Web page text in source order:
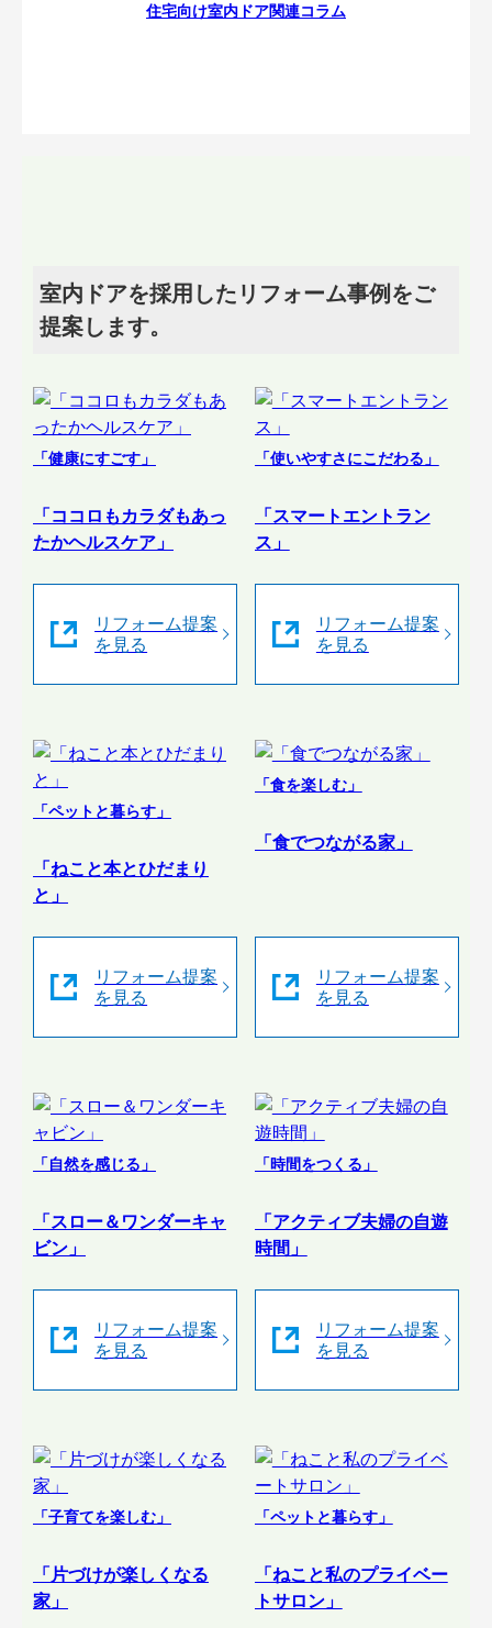
住宅向け室内ドア関連コラム
室内ドアを採用したリフォーム事例をご
提案します。
「健康にすごす」
「ココロもカラダもあっ
たかヘルスケア」
リフォーム提案
を見る
「使いやすさにこだわる」
「スマートエントラン
ス」
リフォーム提案
を見る
「ペットと暮らす」
「ねこと本とひだまり
と」
リフォーム提案
を見る
「食を楽しむ」
「食でつながる家」
リフォーム提案
を見る
「自然を感じる」
「スロー＆ワンダーキャ
ビン」
リフォーム提案
を見る
「時間をつくる」
「アクティブ夫婦の自遊
時間」
リフォーム提案
を見る
「子育てを楽しむ」
「片づけが楽しくなる
家」
「ペットと暮らす」
「ねこと私のプライベー
トサロン」